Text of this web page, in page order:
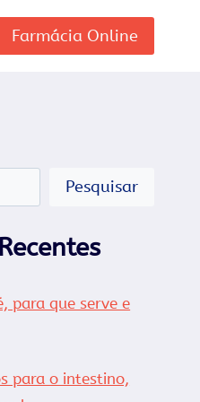
Farmácia Online
Pesquisar
para que serve e
para o intestino,